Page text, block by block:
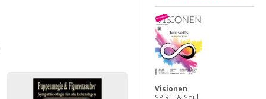
Visionen